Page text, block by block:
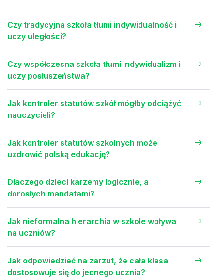
Czy tradycyjna szkoła tłumi indywidualność i
uczy uległości?
Czy współczesna szkoła tłumi indywidualizm i
uczy posłuszeństwa?
Jak kontroler statutów szkół mógłby odciążyć
nauczycieli?
Jak kontroler statutów szkolnych może
uzdrowić polską edukację?
Dlaczego dzieci karzemy logicznie, a
dorosłych mandatami?
Jak nieformalna hierarchia w szkole wpływa
na uczniów?
Jak odpowiedzieć na zarzut, że cała klasa
dostosowuje się do jednego ucznia?